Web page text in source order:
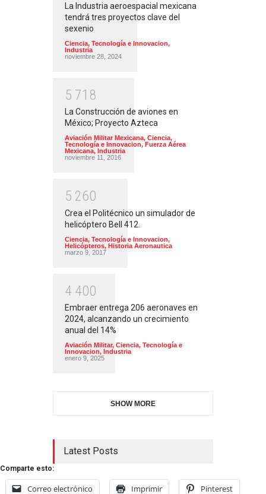
La Industria aeroespacial mexicana
tendrá tres proyectos clave del
sexenio
Ciencia, Tecnología e Innovacion,
Industria
noviembre 28, 2024
5 71 8
La Construcción de aviones en
México; Proyecto Azteca
Aviación Militar Mexicana, Ciencia,
Tecnología e Innovacion, Fuerza Aérea
Mexicana, Industria
noviembre 11, 2016
5 260
Crea el Politécnico un simulador de
helicóptero Bell 412.
Ciencia, Tecnología e Innovacion,
Helicópteros, Historia Aeronautica
marzo 9, 2017
4 400
Embraer entrega 206 aeronaves en
2024, alcanzando un crecimiento
anual del 14%
Aviación Militar, Ciencia, Tecnología e
Innovacion, Industria
enero 9, 2025
SHOW MORE
Latest Posts
Comparte esto:
Correo electrónico Imprimir Pinterest